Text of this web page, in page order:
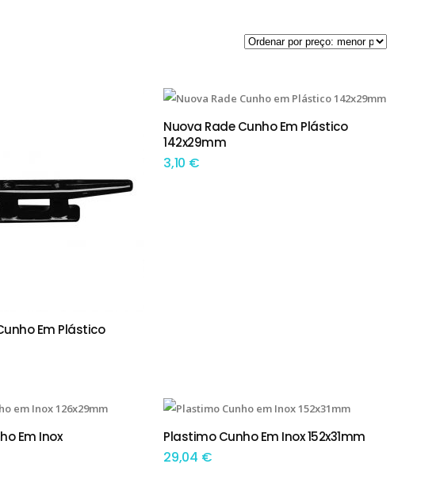
Em Plástico
TEM OPÇÕES
Nuova Rade Cunho Em Plástico
142x29mm
3,10 €
Em Inox
ADICIONAR
Plastimo Cunho Em Inox 152x31mm
29,04 €